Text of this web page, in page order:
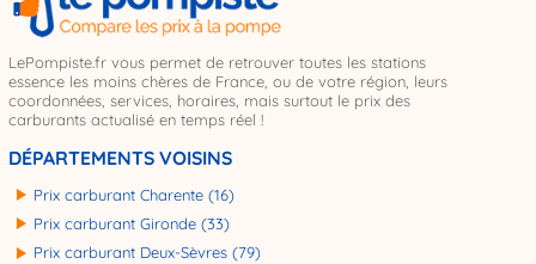
LePompiste.fr vous permet de retrouver toutes les stations
essence les moins chères de France, ou de votre région, leurs
coordonnées, services, horaires, mais surtout le prix des
carburants actualisé en temps réel !
DÉPARTEMENTS VOISINS
Prix carburant Charente (16)
Prix carburant Gironde (33)
Prix carburant Deux-Sèvres (79)